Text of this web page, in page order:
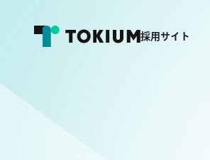
採用サイト